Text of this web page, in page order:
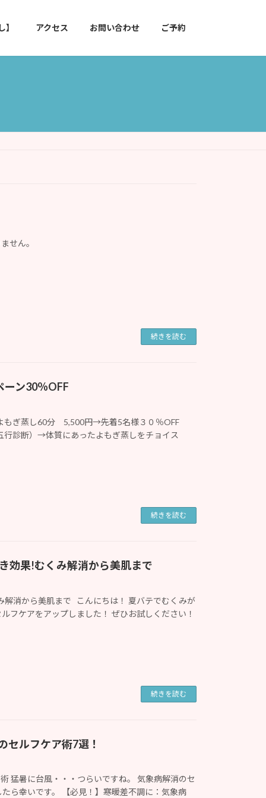
アクセス お問い合わせ ご予約
せん。
続きを読む
ーン30％OFF
もぎ蒸し60分 5,500円→先着5名様３０％OFF
行診断）→体質にあったよもぎ蒸しをチョイス
続きを読む
効果!むくみ解消から美肌まで
解消から美肌まで こんにちは！ 夏バテでむくみが
フケアをアップしました！ ぜひお試しください！
続きを読む
セルフケア術7選！
猛暑に台風・・・つらいですね。 気象病解消のセ
ら幸いです。 【必見！】寒暖差不調に：気象病